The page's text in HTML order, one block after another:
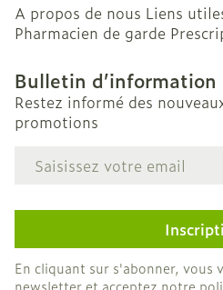
A propos de nous Liens
Pharmacien de garde
Bulletin d’information
Restez informé des
promotions
Adresse mail
En cliquant sur s'abonner, vous
newsletter et acceptez notre